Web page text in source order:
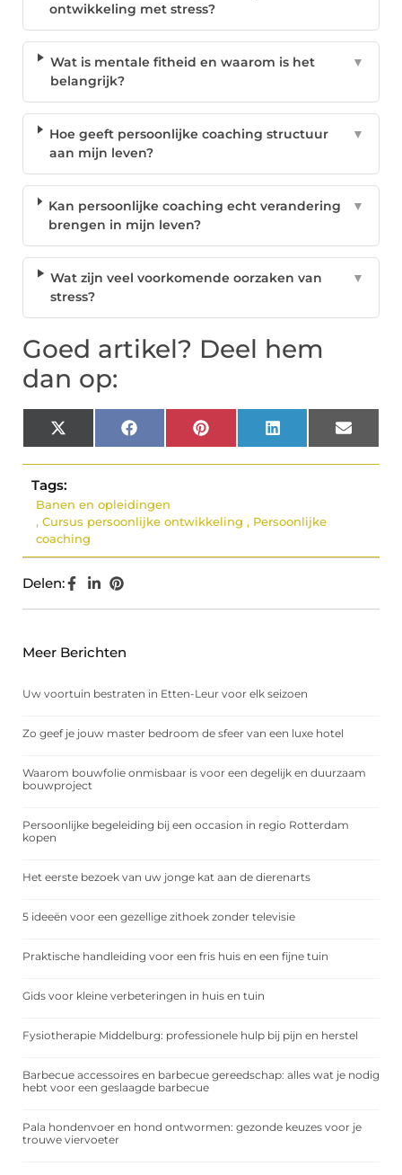
ontwikkeling met stress?
Wat is mentale fitheid en waarom is het
belangrijk?
▼
Hoe geeft persoonlijke coaching structuur
aan mijn leven?
▼
Kan persoonlijke coaching echt verandering
brengen in mijn leven?
▼
Wat zijn veel voorkomende oorzaken van
stress?
▼
Goed artikel? Deel hem
dan op:
X
(Twitter)
Facebook Pinterest LinkedIn Email
Tags:
Banen en opleidingen
, Cursus persoonlijke ontwikkeling , Persoonlijke
coaching
Delen:
Meer Berichten
Uw voortuin bestraten in Etten-Leur voor elk seizoen
Zo geef je jouw master bedroom de sfeer van een luxe hotel
Waarom bouwfolie onmisbaar is voor een degelijk en duurzaam
bouwproject
Persoonlijke begeleiding bij een occasion in regio Rotterdam
kopen
Het eerste bezoek van uw jonge kat aan de dierenarts
5 ideeën voor een gezellige zithoek zonder televisie
Praktische handleiding voor een fris huis en een fijne tuin
Gids voor kleine verbeteringen in huis en tuin
Fysiotherapie Middelburg: professionele hulp bij pijn en herstel
Barbecue accessoires en barbecue gereedschap: alles wat je nodig
hebt voor een geslaagde barbecue
Pala hondenvoer en hond ontwormen: gezonde keuzes voor je
trouwe viervoeter